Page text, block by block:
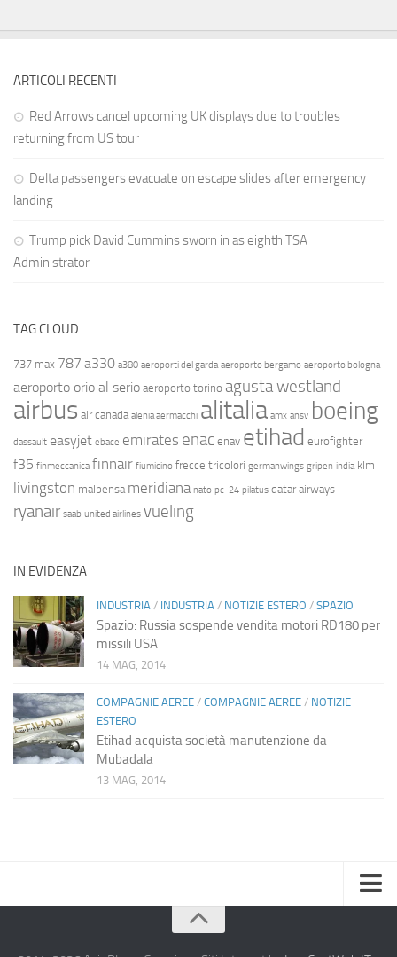
ARTICOLI RECENTI
Red Arrows cancel upcoming UK displays due to troubles
returning from US tour
Delta passengers evacuate on escape slides after emergency
landing
Trump pick David Cummins sworn in as eighth TSA
Administrator
TAG CLOUD
737 max 787 a330 a380 aeroporti del garda aeroporto bergamo aeroporto bologna
aeroporto orio al serio aeroporto torino agusta westland
airbus air canada alenia aermacchi alitalia amx ansv boeing
dassault easyjet ebace emirates enac enav etihad eurofighter
f35 finmeccanica finnair fiumicino frecce tricolori germanwings gripen india klm
livingston malpensa meridiana nato pc-24 pilatus qatar airways
ryanair saab united airlines vueling
IN EVIDENZA
INDUSTRIA / INDUSTRIA / NOTIZIE ESTERO / SPAZIO
Spazio: Russia sospende vendita motori RD180 per
missili USA
14 MAG, 2014
COMPAGNIE AEREE / COMPAGNIE AEREE / NOTIZIE
ESTERO
Etihad acquista società manutenzione da
Mubadala
13 MAG, 2014